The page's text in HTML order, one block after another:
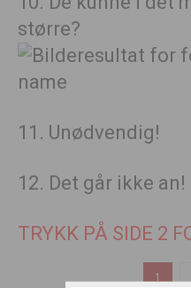
større?
11. Unødvendig!
12. Det går ikke an!
TRYKK PÅ SIDE 2
1